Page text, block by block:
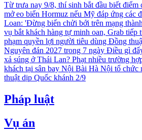
Từ trưa nay 9/8, thí sinh bắt đầu biết điểm
mở eo biển Hormuz nếu Mỹ đáp ứng các
Loan: 'Đừng biến chửi bới trên mạng
vụ bắt khách hàng tự minh oan, Grab tiếp
phạm quyền lợi người tiêu dùng Đồng
Nguyên đán 2027 trong 7 ngày Điều gì
xả súng ở Thái Lan? Phạt nhiều trường
khách tại sân bay Nội Bài Hà Nội tổ chức
thuật dịp Quốc khánh 2/9
Pháp luật
Vụ án